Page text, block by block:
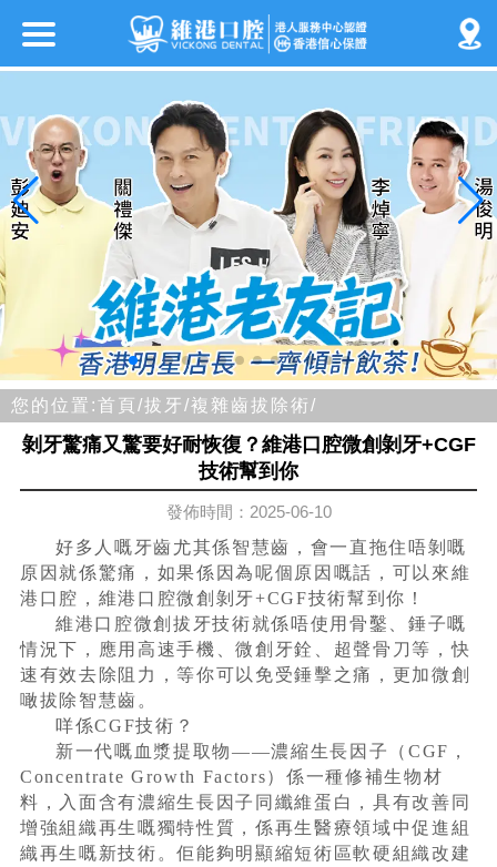
您的位置:首頁/拔牙/複雜齒拔除術/
剝牙驚痛又驚要好耐恢復？維港口腔微創剝牙+CGF
技術幫到你
發佈時間：2025-06-10
好多人嘅牙齒尤其係智慧齒，會一直拖住唔剝嘅
原因就係驚痛，如果係因為呢個原因嘅話，可以來維
港口腔，維港口腔微創剝牙+CGF技術幫到你！
維港口腔微創拔牙技術就係唔使用骨鑿、錘子嘅
情況下，應用高速手機、微創牙銓、超聲骨刀等，快
速有效去除阻力，等你可以免受錘擊之痛，更加微創
噉拔除智慧齒。
咩係CGF技術？
新一代嘅血漿提取物——濃縮生長因子（CGF，
Concentrate Growth Factors）係一種修補生物材
料，入面含有濃縮生長因子同纖維蛋白，具有改善同
增強組織再生嘅獨特性質，係再生醫療領域中促進組
織再生嘅新技術。佢能夠明顯縮短術區軟硬組織改建